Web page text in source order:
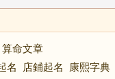
算命文章
名 店鋪起名 康熙字典